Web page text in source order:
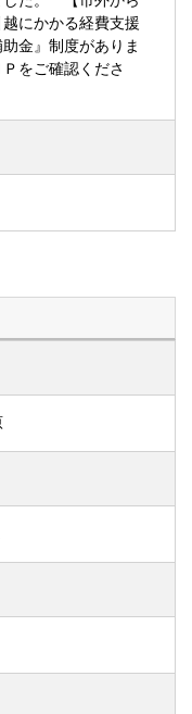
にかかる経費支援
金』制度がありま
をご確認くださ